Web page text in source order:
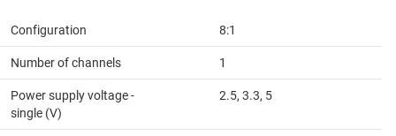
Configuration 8:1
Number of channels 1
Power supply voltage -
single (V)
2.5, 3.3, 5